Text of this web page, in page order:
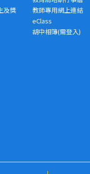
及獎
教師專用網上連結
eClass
胡中相簿(需登入)